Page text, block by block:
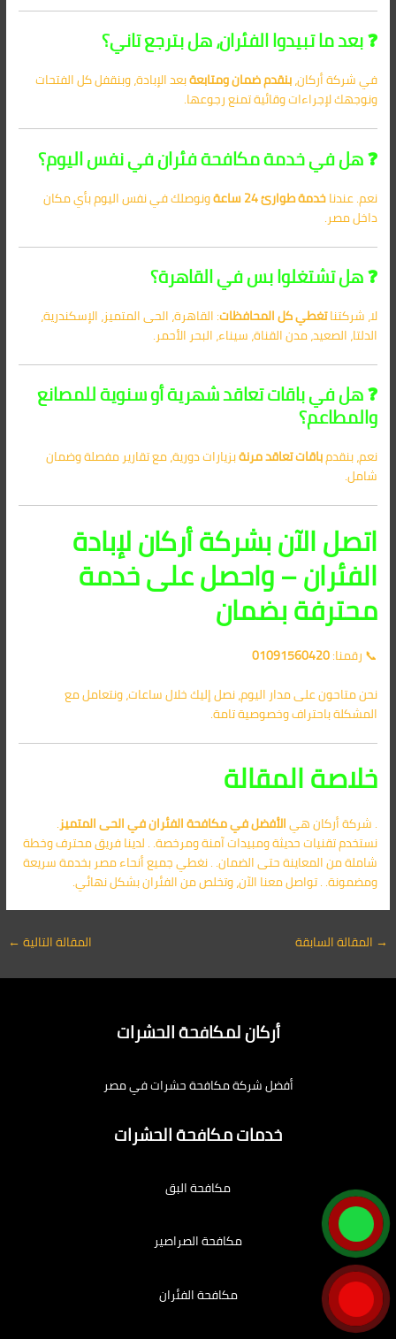
❓ بعد ما تبيدوا الفئران، هل بترجع تاني؟
في شركة أركان،بنقدم ضمان ومتابعةبعد الإبادة، وبنقفل كل الفتحات
ونوجهك لإجراءات وقائية تمنع رجوعها.
❓ هل في خدمة مكافحة فئران في نفس اليوم؟
نعم. عندناخدمة طوارئ 24 ساعة
ونوصلك في نفس اليوم بأي مكان
داخل مصر.
❓ هل تشتغلوا بس في القاهرة؟
لا، شركتناتغطي كل المحافظات: القاهرة، الحى المتميز، الإسكندرية،
الدلتا، الصعيد، مدن القناة، سيناء، البحر الأحمر.
❓ هل في باقات تعاقد شهرية أو سنوية للمصانع
والمطاعم؟
نعم، بنقدمباقات تعاقد مرنةبزيارات دورية، مع تقارير مفصلة وضمان
شامل.
اتصل الآن بشركة أركان لإبادة
الفئران – واحصل على خدمة
محترفة بضمان
📞 رقمنا:01091560420
نحن متاحون على مدار اليوم، نصل إليك خلال ساعات، ونتعامل مع
المشكلة باحتراف وخصوصية تامة.
خلاصة المقالة
. شركة أركان هيالأفضل فيمكافحة الفئران في الحى المتميز.
نستخدم تقنيات حديثة ومبيدات آمنة ومرخصة. . لدينا فريق محترف وخطة
شاملة من المعاينة حتى الضمان. . نغطي جميع أنحاء مصر بخدمة سريعة
ومضمونة. . تواصل معنا الآن، وتخلص من الفئران بشكل نهائي.
→ المقالة السابقة المقالة التالية←
أركان لمكافحة الحشرات
أفضل شركة مكافحة حشرات في مصر
خدمات مكافحة الحشرات
مكافحة البق
مكافحة الصراصير
مكافحة الفئران